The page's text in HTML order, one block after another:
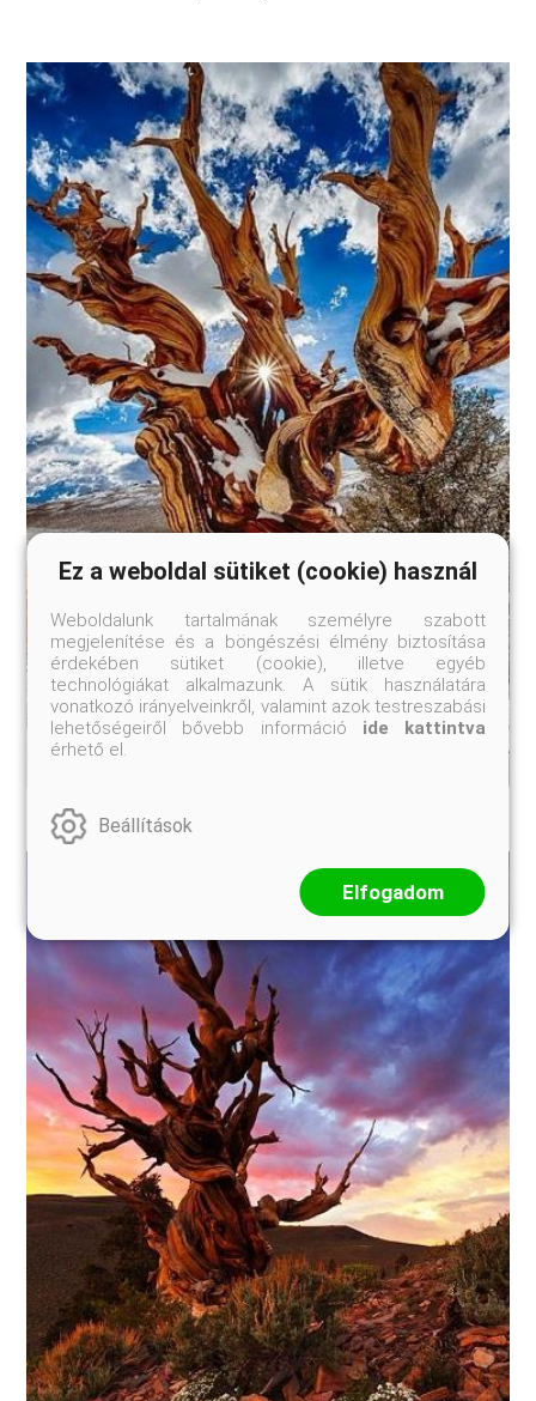
Ez a weboldal sütiket (cookie) használ
Weboldalunk tartalmának személyre szabott
megjelenítése és a böngészési élmény biztosítása
érdekében sütiket (cookie), illetve egyéb
technológiákat alkalmazunk. A sütik használatára
vonatkozó irányelveinkről, valamint azok testreszabási
lehetőségeiről bővebb információ ide kattintva
érhető el.
Beállítások
Elfogadom